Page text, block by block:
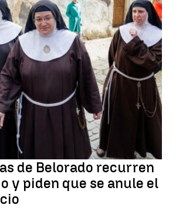
de Belorado recurren
y piden que se anule el